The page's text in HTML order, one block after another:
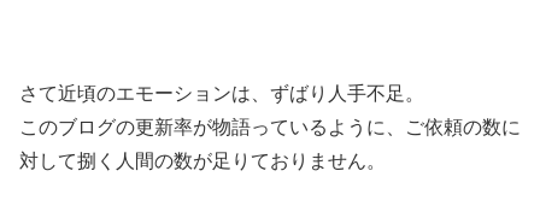
さて近頃のエモーションは、ずばり人手不足。
このブログの更新率が物語っているように、ご依頼の数に
対して捌く人間の数が足りておりません。